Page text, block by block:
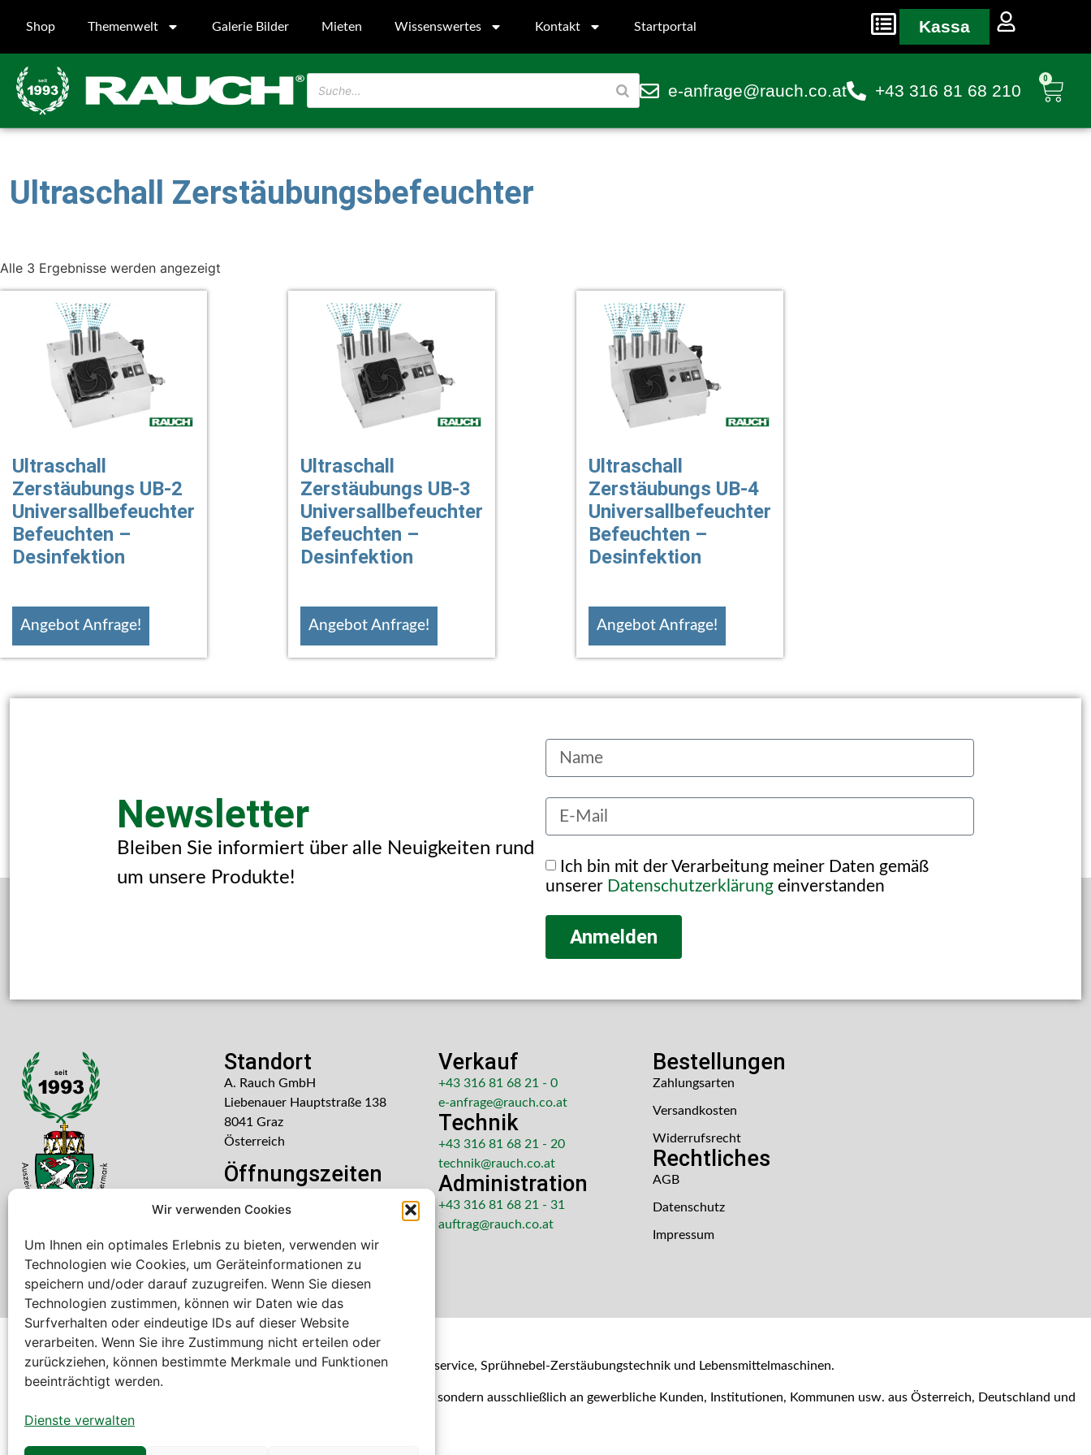
Wir verwenden Cookies
Um Ihnen ein optimales Erlebnis zu bieten, verwenden wir
Technologien wie Cookies, um Geräteinformationen zu
speichern und/oder darauf zuzugreifen. Wenn Sie diesen
Technologien zustimmen, können wir Daten wie das
Surfverhalten oder eindeutige IDs auf dieser Website
verarbeiten. Wenn Sie ihre Zustimmung nicht erteilen oder
zurückziehen, können bestimmte Merkmale und Funktionen
beeinträchtigt werden.
Dienste verwalten
Shop Themenwelt Galerie Bilder Mieten Wissenswertes Kontakt Startportal Kassa
e-anfrage@rauch.co.at +43 316 81 68 210
0
Ultraschall Zerstäubungsbefeuchter
Alle 3 Ergebnisse werden angezeigt
Ultraschall
Zerstäubungs UB-2
Universallbefeuchter
Befeuchten –
Desinfektion
Angebot Anfrage!
Ultraschall
Zerstäubungs UB-3
Universallbefeuchter
Befeuchten –
Desinfektion
Angebot Anfrage!
Ultraschall
Zerstäubungs UB-4
Universallbefeuchter
Befeuchten –
Desinfektion
Angebot Anfrage!
Newsletter
Bleiben Sie informiert über alle Neuigkeiten rund
um unsere Produkte!
Ich bin mit der Verarbeitung meiner Daten gemäß
unserer Datenschutzerklärung einverstanden
Anmelden
Standort
A. Rauch GmbH
Liebenauer Hauptstraße 138
8041 Graz
Österreich
Öffnungszeiten
Freitag: 08:00 – 14:30 Uhr
Verkauf
+43 316 81 68 21 - 0
e-anfrage@rauch.co.at
Technik
+43 316 81 68 21 - 20
technik@rauch.co.at
Administration
+43 316 81 68 21 - 31
auftrag@rauch.co.at
Bestellungen
Zahlungsarten
Versandkosten
Widerrufsrecht
Rechtliches
AGB
Datenschutz
Impressum
Bei diesem Webshop handelt es sich um einen B2B-Webshop
A. Rauch GmbH – Ihr Experte aus Österreich für Waagen, Eich- & Kalibrierservice, Sprühnebel-Zerstäubungstechnik und Lebensmittelmaschinen.
Sämtliche Angebote der A. Rauch GmbH richten sich nicht an Verbraucher, sondern ausschließlich an gewerbliche Kunden, Institutionen, Kommunen usw. aus Österreich, Deutschland und
der Schweiz (weitere Länder auf Anfrage).
Alle Preisangaben zzgl. MwSt. und zzgl. Versandkosten